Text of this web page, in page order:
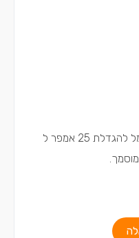
איך מגישים בקשה לחברת החשמל להגדלת 25 אמפר ל